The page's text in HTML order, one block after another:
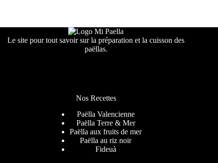
Le site pour tout savoir sur la préparation et la cuisson des
paëllas.
Nos Recettes
Paëlla Valencienne
Paëlla Terre & Mer
Paëlla aux fruits de mer
Paëlla au riz noir
Fideuà